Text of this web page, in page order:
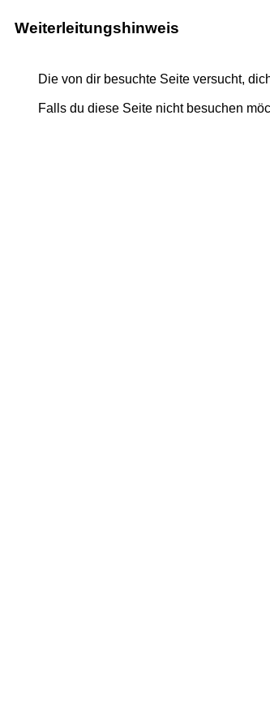
Weiterleitungshinweis
Die von dir besuchte Seite versucht,
Falls du diese Seite nicht besuchen